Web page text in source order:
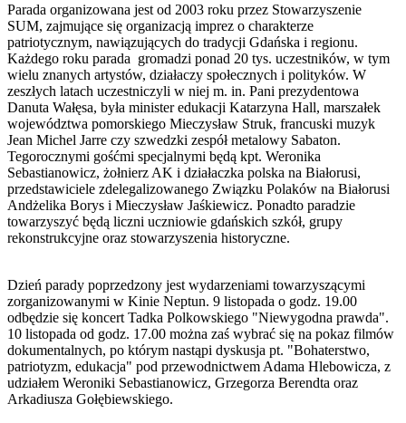
Parada organizowana jest od 2003 roku przez Stowarzyszenie
SUM, zajmujące się organizacją imprez o charakterze
patriotycznym, nawiązujących do tradycji Gdańska i regionu.
Każdego roku parada gromadzi ponad 20 tys. uczestników, w tym
wielu znanych artystów, działaczy społecznych i polityków. W
zeszłych latach uczestniczyli w niej m. in. Pani prezydentowa
Danuta Wałęsa, była minister edukacji Katarzyna Hall, marszałek
województwa pomorskiego Mieczysław Struk, francuski muzyk
Jean Michel Jarre czy szwedzki zespół metalowy Sabaton.
Tegorocznymi gośćmi specjalnymi będą kpt. Weronika
Sebastianowicz, żołnierz AK i działaczka polska na Białorusi,
przedstawiciele zdelegalizowanego Związku Polaków na Białorusi
Andżelika Borys i Mieczysław Jaśkiewicz. Ponadto paradzie
towarzyszyć będą liczni uczniowie gdańskich szkół, grupy
rekonstrukcyjne oraz stowarzyszenia historyczne.
Dzień parady poprzedzony jest wydarzeniami towarzyszącymi
zorganizowanymi w Kinie Neptun. 9 listopada o godz. 19.00
odbędzie się koncert Tadka Polkowskiego "Niewygodna prawda".
10 listopada od godz. 17.00 można zaś wybrać się na pokaz filmów
dokumentalnych, po którym nastąpi dyskusja pt. "Bohaterstwo,
patriotyzm, edukacja" pod przewodnictwem Adama Hlebowicza, z
udziałem Weroniki Sebastianowicz, Grzegorza Berendta oraz
Arkadiusza Gołębiewskiego.